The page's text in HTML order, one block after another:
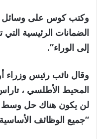
وكتب كوس على وسائل
الضمانات الرئيسية
إلى الوراء”.
وقال نائب رئيس وزراء
المحيط الأطلسي ،
لن يكون هناك حل وسط
“جميع الوظائف